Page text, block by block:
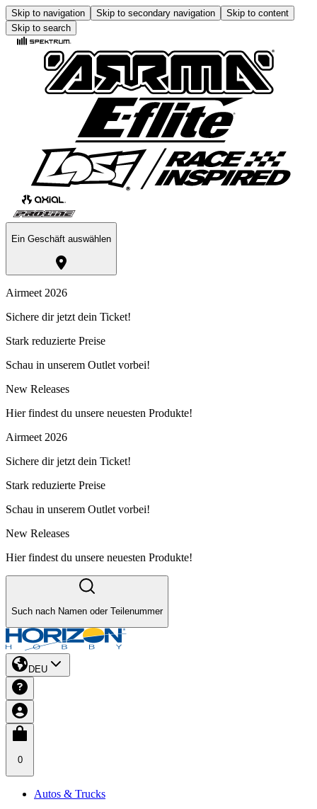
Skip to navigation Skip to secondary navigation
Skip to content
Skip to search
Ein Geschäft auswählen
Airmeet 2026
Sichere dir jetzt dein Ticket!
Stark reduzierte Preise
Schau in unserem Outlet vorbei!
New Releases
Hier findest du unsere neuesten Produkte!
Airmeet 2026
Sichere dir jetzt dein Ticket!
Stark reduzierte Preise
Schau in unserem Outlet vorbei!
New Releases
Hier findest du unsere neuesten Produkte!
Such nach Namen oder Teilenummer
DEU
0
Autos & Trucks